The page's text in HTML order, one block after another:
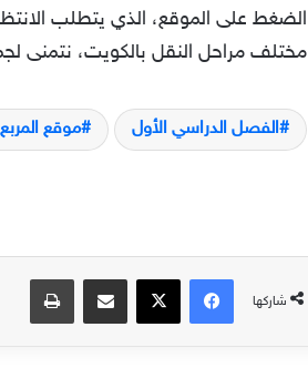
الضغط على الموقع، الذي يتطلب
مختلف مراحل النقل بالكويت، نتمنى
الفصل الدراسي الأول موقع
شاركها
فيسبوك‫X مشاركة عبر البريد طباعة